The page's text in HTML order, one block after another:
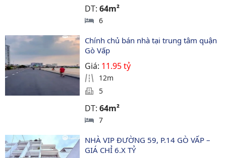
DT:64m²
6
Chính chủ bán nhà tại trung tâm quận
Gò Vấp
Giá: 11.95 tỷ
12m
5
DT:64m²
7
NHÀ VIP ĐƯỜNG 59, P.14 GÒ VẤP –
GIÁ CHỈ 6.X TỶ